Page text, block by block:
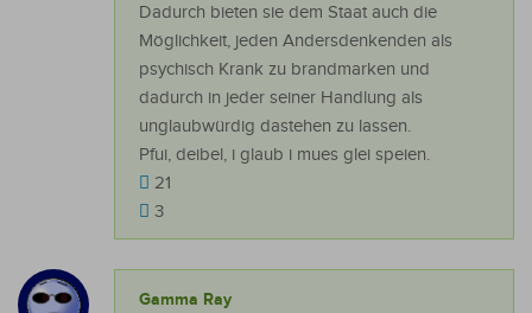
Dadurch bieten sie dem Staat auch die
Möglichkeit, jeden Andersdenkenden als
psychisch Krank zu brandmarken und
dadurch in jeder seiner Handlung als
unglaubwürdig dastehen zu lassen.
Pfui, deibel, i glaub i mues glei speien.
21
3
Gamma Ray